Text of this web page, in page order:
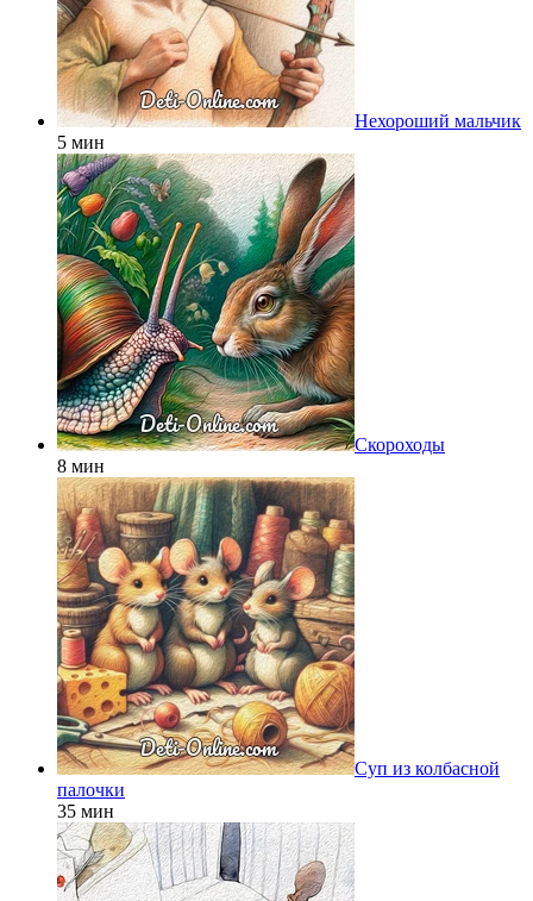
Нехороший мальчик
5 мин
Скороходы
8 мин
Суп из колбасной
палочки
35 мин